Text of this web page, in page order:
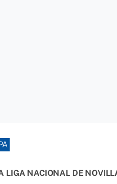
LIGA NACIONAL DE